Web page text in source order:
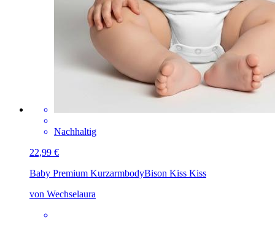
Nachhaltig
22,99 €
Baby Premium KurzarmbodyBison Kiss Kiss
von Wechselaura